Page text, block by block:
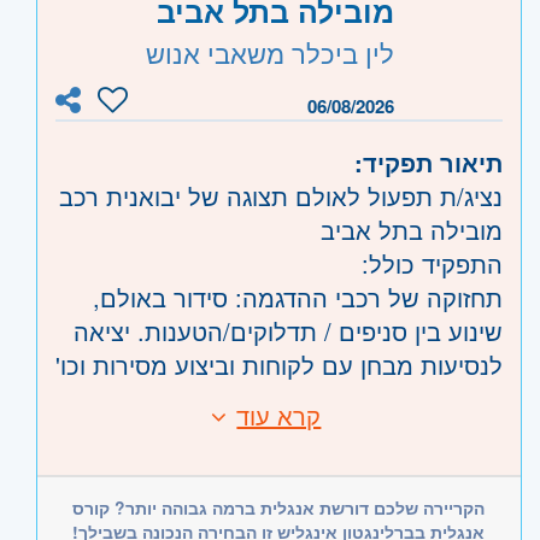
- הרצליה ורמת השרון
- ראשון לציון ונס- ציונה, רחובות
מובילה בתל אביב
לין ביכלר משאבי אנוש
06/08/2026
תיאור תפקיד:
נציג/ת תפעול לאולם תצוגה של יבואנית רכב
מובילה בתל אביב
התפקיד כולל:
תחזוקה של רכבי ההדגמה: סידור באולם,
שינוע בין סניפים / תדלוקים/הטענות. יציאה
לנסיעות מבחן עם לקוחות וביצוע מסירות וכו'
שכר ותנאים מעולים! סיבוס, חניה ותנאי
רווחה נוספים
זיקה לעולם הרכב!
יחסי אנוש מעולים ואוריינטציה מכירתית
קרא עוד
הקריירה שלכם דורשת אנגלית ברמה גבוהה יותר? קורס
אנגלית בברלינגטון אינגליש זו הבחירה הנכונה בשבילך!